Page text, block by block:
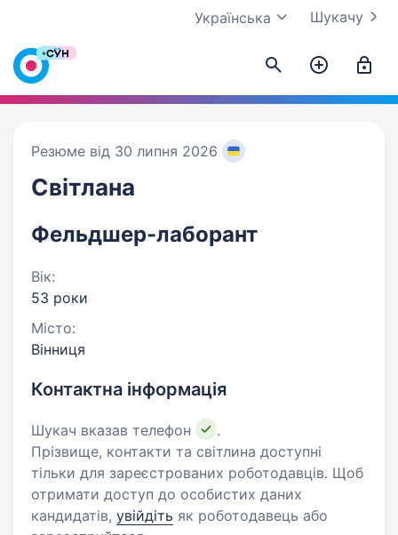
Шукачу
Українська
Резюме від 30 липня 2026
Світлана
Фельдшер-лаборант
Вік:
53 роки
Місто:
Вінниця
Контактна інформація
Шукач вказав телефон
.
Прізвище, контакти та світлина доступні
тільки для зареєстрованих роботодавців. Щоб
отримати доступ до особистих даних
кандидатів, увійдіть як роботодавець або